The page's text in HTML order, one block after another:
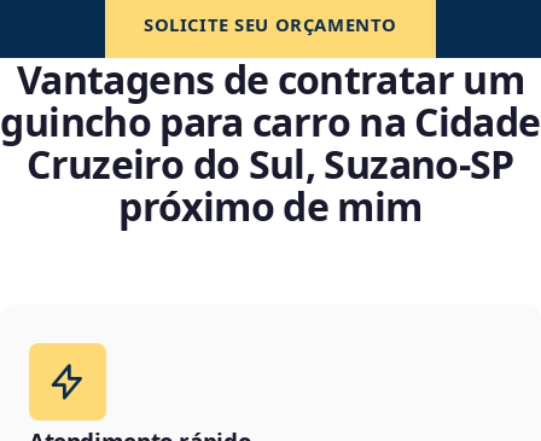
SOLICITE SEU ORÇAMENTO
Vantagens de contratar um
guincho para carro na Cidade
Cruzeiro do Sul, Suzano‑SP
próximo de mim